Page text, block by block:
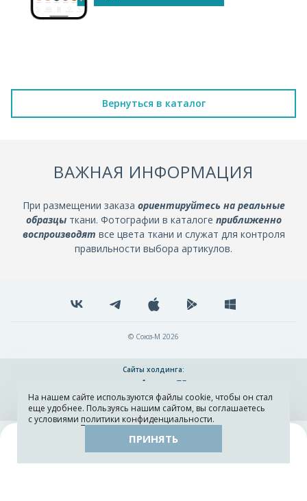
Каталог Остатки тканей
Вернуться в каталог
ВАЖНАЯ ИНФОРМАЦИЯ
При размещении заказа ориентируйтесь на реальные
образцыткани. Фотографии в каталоге приближенно
воспроизводят все цвета ткани и служат для контроля
правильности выбора артикулов.
© Союз-М 2026
Сайты холдинга:
Разработка и поддержка сайта ADN
На нашем сайте используются файлы cookie, чтобы он стал
еще удобнее. Пользуясь нашим сайтом, вы соглашаетесь
с условиями политики конфиденциальности.
ПРИНЯТЬ